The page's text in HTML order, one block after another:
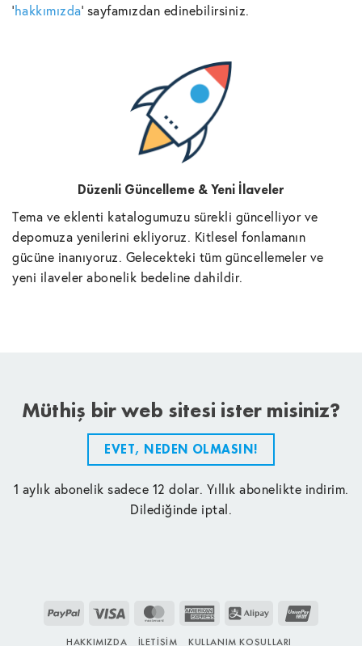
'hakkımızda' sayfamızdan edinebilirsiniz.
Düzenli Güncelleme & Yeni İlaveler
Tema ve eklenti katalogumuzu sürekli güncelliyor ve
depomuza yenilerini ekliyoruz. Kitlesel fonlamanın
gücüne inanıyoruz. Gelecekteki tüm güncellemeler ve
yeni ilaveler abonelik bedeline dahildir.
Müthiş bir web sitesi ister misiniz?
EVET, NEDEN OLMASIN!
1 aylık abonelik sadece 12 dolar. Yıllık abonelikte indirim.
Dilediğinde iptal.
PayPal Visa MasterCardAmerican
Alipay
HAKKIMIZDA İLETIŞIM KULLANIM KOŞULLARI